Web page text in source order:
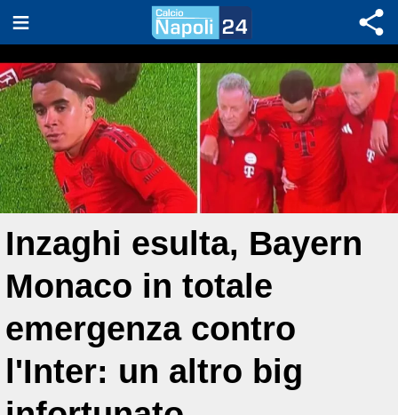
Inzaghi esulta, Bayern
Monaco in totale
emergenza contro
l'Inter: un altro big